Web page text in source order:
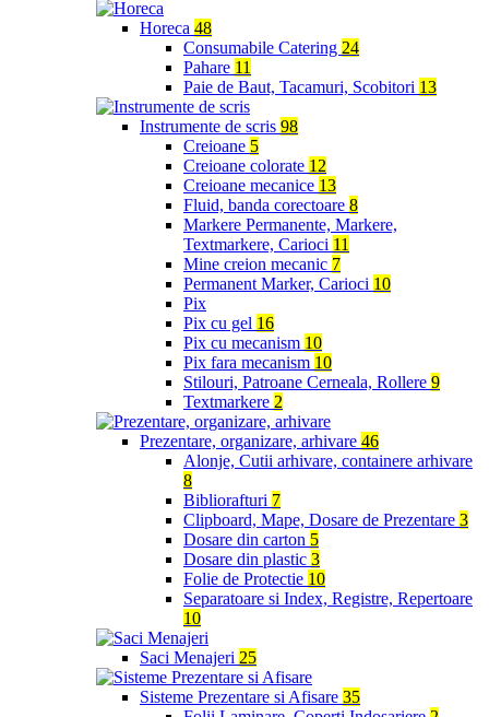
Horeca 48
Consumabile Catering 24
Pahare 11
Paie de Baut, Tacamuri, Scobitori 13
Instrumente de scris 98
Creioane 5
Creioane colorate 12
Creioane mecanice 13
Fluid, banda corectoare 8
Markere Permanente, Markere,
Textmarkere, Carioci 11
Mine creion mecanic 7
Permanent Marker, Carioci 10
Pix
Pix cu gel 16
Pix cu mecanism 10
Pix fara mecanism 10
Stilouri, Patroane Cerneala, Rollere 9
Textmarkere 2
Prezentare, organizare, arhivare 46
Alonje, Cutii arhivare, containere arhivare
8
Bibliorafturi 7
Clipboard, Mape, Dosare de Prezentare 3
Dosare din carton 5
Dosare din plastic 3
Folie de Protectie 10
Separatoare si Index, Registre, Repertoare
10
Saci Menajeri 25
Sisteme Prezentare si Afisare 35